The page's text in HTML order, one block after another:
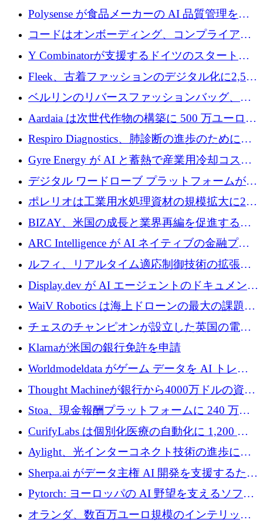
社という記録を目の当たりにし、涙を流すハ
ンブルク
Polysense が食品メーカーの AI 品質管理を拡
張するために 1,070 万ドルを調達
コードはオンボーディング、コンプライアン
ス、支払いを統合するために 640 万ポンドを
Y Combinatorが支援するドイツのスタートア
ップFintoが340万ドルを調達、シリコンバレ
ーではなくミュンヘンを選んだと語る
Fleek、古着ファッションのデジタル化に2,500
万ドルを確保
ベルリンのリバースファッションバッグ、繊
維仕分け規模拡大に7桁の資金調達
Aardaia は次世代作物の構築に 500 万ユーロを
寄付
Respiro Diagnostics、肺診断の進歩のために
100 万ポンドを確保
Gyre Energy が AI と蓄熱で産業用冷却コスト
を削減するために 130 万ドルを調達
デジタル ワードローブ プラットフォームが
1,000 万人のユーザーに到達し、Whering が
700 万ドルを獲得
ポレリオは工業用水処理資材の規模拡大に240
万ユーロを確保
BIZAY、米国の成長と業界再編を促進するた
めに5,500万ドルを確保
ARC Intelligence が AI ネイティブの金融プラ
ットフォームを拡大するために 400 万ユーロ
ルフィ、リアルタイム適応制御技術の拡張に
810万ポンドを確保
Display.dev が AI エージェントのドキュメント
コラボレーションを強化するために 47 万ユー
WaiV Robotics は海上ドローンの最大の課題の
1 つをどのように解決しているか
チェスのチャンピオンが設立した英国の電池
材料スタートアップ TaiSan が 465 万ポンドを
Klarnaが米国の銀行免許を申請
Worldmodeldata がゲーム データを AI トレー
ニングに変えるために 700 万ポンドを獲得
Thought Machineが銀行から4000万ドルの資金
調達、年間収益1億ドルを突破
Stoa、現金報酬プラットフォームに 240 万ド
ルを確保
CurifyLabs は個別化医療の自動化に 1,200 万
ユーロを寄付
Aylight、光インターコネクト技術の進歩に向
けて450万ユーロのプレシードラウンドを終了
Sherpa.ai がデータ主権 AI 開発を支援するため
に 1,800 万ドルを調達
Pytorch: ヨーロッパの AI 野望を支えるソフト
ウェア層
オランダ、数百万ユーロ規模のインテリック